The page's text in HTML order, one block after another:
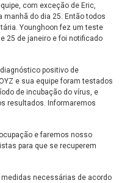
com exceção de Eric,
do dia 25. Então todos
Younghoon fez um teste
25 de janeiro e foi notificado
positivo de
e sua equipe foram testados
de incubação do vírus, e
resultados. Informaremos
e faremos nosso
para que se recuperem
necessárias de acordo